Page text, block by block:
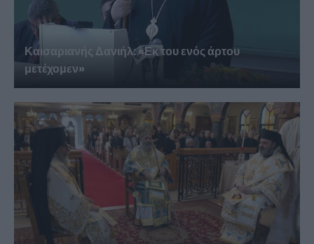
Καισαριανής Δανιήλ: «Εκ του ενός άρτου
μετέχομεν»